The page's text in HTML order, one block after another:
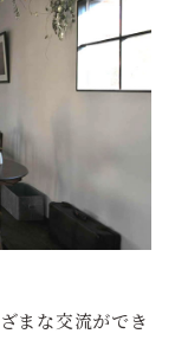
まな交流ができ